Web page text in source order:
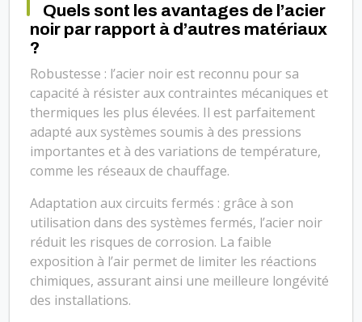
Quels sont les avantages de l’acier
noir par rapport à d’autres matériaux
?
Robustesse : l’acier noir est reconnu pour sa
capacité à résister aux contraintes mécaniques et
thermiques les plus élevées. Il est parfaitement
adapté aux systèmes soumis à des pressions
importantes et à des variations de température,
comme les réseaux de chauffage.
Adaptation aux circuits fermés : grâce à son
utilisation dans des systèmes fermés, l’acier noir
réduit les risques de corrosion. La faible
exposition à l’air permet de limiter les réactions
chimiques, assurant ainsi une meilleure longévité
des installations.